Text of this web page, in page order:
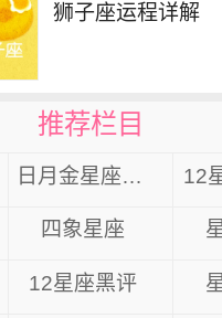
狮子座运程详解
推荐栏目
日月金星座组合 12
四象星座
12星座黑评